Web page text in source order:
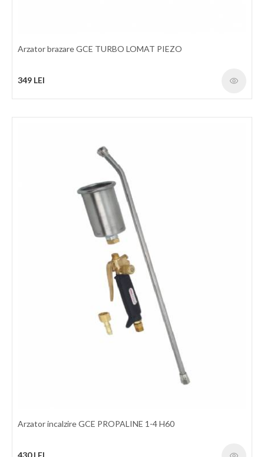
Aparat taiere cu plasma InWelding Plasma CUT-80CNC
Amorsare prin HF. Compensare automată a fluctuației de
tensiune. Protectie automata la supratensiune si subtensiune.
Protectie termica cu termostat. Afisaj electronic. Reglaj continuu
al curentului de taiere. Poate taia pana la grosimi de 25mm in otel.
Adecvat pentru tăiere de oțel carbon, oțel inoxidabil, oțel aliat,
cupru și alte metale neferoase. Gabarit redus, fiabil, usor de
intretinut. Domenii de utilizare: service auto, confectii metalice,
HVAC. Compatibil pentru debitare CNC. Date tehnice: Model
CUT-80 Tensiune de alimentare 380V
3580 LEI
Arzator brazare GCE TURBO LOMAT PIEZO
349 LEI
Arzator incalzire GCE PROPALINE 1-4 H60
430 LEI